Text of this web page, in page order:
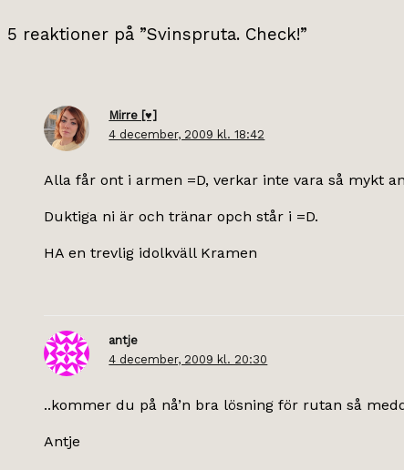
5 reaktioner på ”Svinspruta. Check!”
Mirre [♥]
4 december, 2009 kl. 18:42
Alla får ont i armen =D, verkar inte vara så mykt
Duktiga ni är och tränar opch står i =D.
HA en trevlig idolkväll Kramen
antje
4 december, 2009 kl. 20:30
..kommer du på nå’n bra lösning för rutan så
Antje